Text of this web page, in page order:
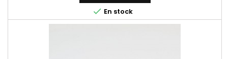
 En stock